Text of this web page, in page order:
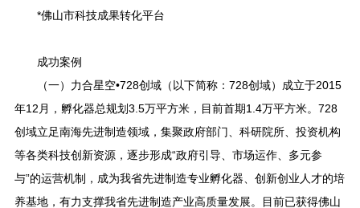
*佛山市科技成果转化平台
成功案例
（一）力合星空•728创域（以下简称：728创域）成立于2015
年12月，孵化器总规划3.5万平方米，目前首期1.4万平方米。728
创域立足南海先进制造领域，集聚政府部门、科研院所、投资机构
等各类科技创新资源，逐步形成“政府引导、市场运作、多元参
与”的运营机制，成为我省先进制造专业孵化器、创新创业人才的培
养基地，有力支撑我省先进制造产业高质量发展。目前已获得佛山